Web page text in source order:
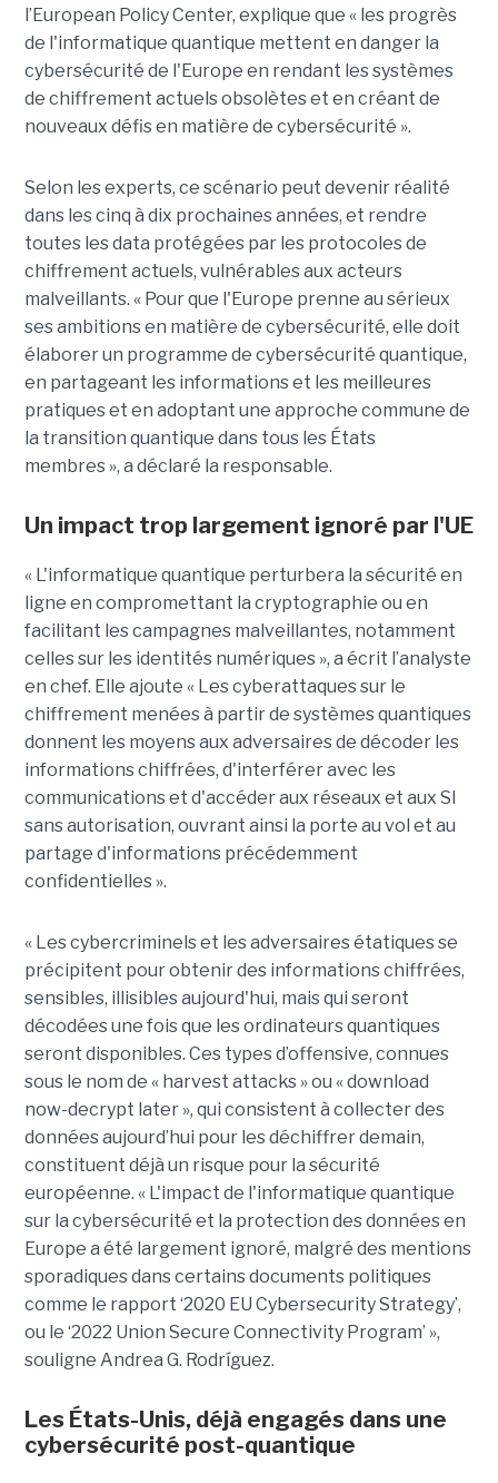
l’European Policy Center, explique que « les progrès
de l'informatique quantique mettent en danger la
cybersécurité de l'Europe en rendant les systèmes
de chiffrement actuels obsolètes et en créant de
nouveaux défis en matière de cybersécurité ».
Selon les experts, ce scénario peut devenir réalité
dans les cinq à dix prochaines années, et rendre
toutes les data protégées par les protocoles de
chiffrement actuels, vulnérables aux acteurs
malveillants. « Pour que l'Europe prenne au sérieux
ses ambitions en matière de cybersécurité, elle doit
élaborer un programme de cybersécurité quantique,
en partageant les informations et les meilleures
pratiques et en adoptant une approche commune de
la transition quantique dans tous les États
membres », a déclaré la responsable.
Un impact trop largement ignoré par l'UE
« L'informatique quantique perturbera la sécurité en
ligne en compromettant la cryptographie ou en
facilitant les campagnes malveillantes, notamment
celles sur les identités numériques », a écrit l’analyste
en chef. Elle ajoute « Les cyberattaques sur le
chiffrement menées à partir de systèmes quantiques
donnent les moyens aux adversaires de décoder les
informations chiffrées, d'interférer avec les
communications et d'accéder aux réseaux et aux SI
sans autorisation, ouvrant ainsi la porte au vol et au
partage d'informations précédemment
confidentielles ».
« Les cybercriminels et les adversaires étatiques se
précipitent pour obtenir des informations chiffrées,
sensibles, illisibles aujourd'hui, mais qui seront
décodées une fois que les ordinateurs quantiques
seront disponibles. Ces types d’offensive, connues
sous le nom de « harvest attacks » ou « download
now-decrypt later », qui consistent à collecter des
données aujourd’hui pour les déchiffrer demain,
constituent déjà un risque pour la sécurité
européenne. « L'impact de l'informatique quantique
sur la cybersécurité et la protection des données en
Europe a été largement ignoré, malgré des mentions
sporadiques dans certains documents politiques
comme le rapport ‘2020 EU Cybersecurity Strategy’,
ou le ‘2022 Union Secure Connectivity Program’ »,
souligne Andrea G. Rodríguez.
Les États-Unis, déjà engagés dans une
cybersécurité post-quantique